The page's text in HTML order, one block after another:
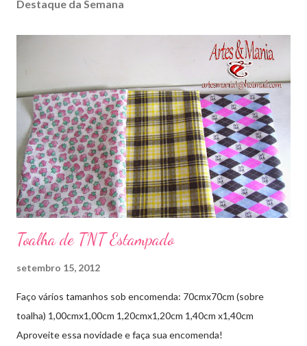
Destaque da Semana
Toalha de TNT Estampado
setembro 15, 2012
Faço vários tamanhos sob encomenda: 70cmx70cm (sobre
toalha) 1,00cmx1,00cm 1,20cmx1,20cm 1,40cm x1,40cm
Aproveite essa novidade e faça sua encomenda!